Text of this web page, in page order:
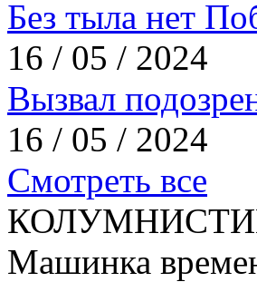
Без тыла нет
16 / 05 / 2024
Вызвал
16 / 05 / 2024
Смотреть все
Машинка